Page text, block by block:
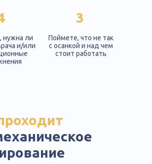
Поймете, что не так
с осанкой и над чем
стоит работать
нужна ли
и/или
3